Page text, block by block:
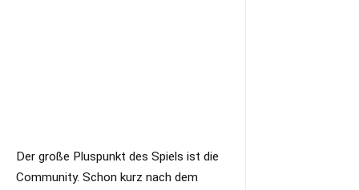
Der große Pluspunkt des Spiels ist die
Community. Schon kurz nach dem